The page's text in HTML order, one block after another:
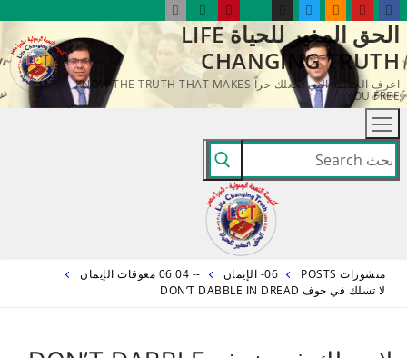
التجاوز
إلى
المحتوى
الحق المغير للحياة LIFE
CHANGING TRUTH
اعرف الحقيقة التي تجعلك حراً KNOW THE TRUTH THAT MAKES
YOU FREE
البحث
عن:
منشورات POSTS 06- الإيمان
-- 06.04 معوقات الإيمان
لا تسلك في خوف DON’T DABBLE IN DREAD